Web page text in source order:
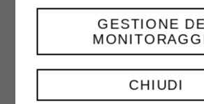
CARCIOFI
ANTIPASTI
CHIUDI
GESTIONE